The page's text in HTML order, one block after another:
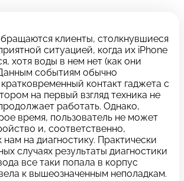
75
18
клиенты, столкнувшиеся
ситуацией, когда их iPhone
хотя воды в нем нет (как они
событиям обычно
контакт гаджета с
на первый взгляд техника не
работать. Однако,
время, пользователь не может
и, соответственно,
нам на диагностику. Практически
случаях результаты диагностики
все таки попала в корпус
к вышеозначенным неполадкам.